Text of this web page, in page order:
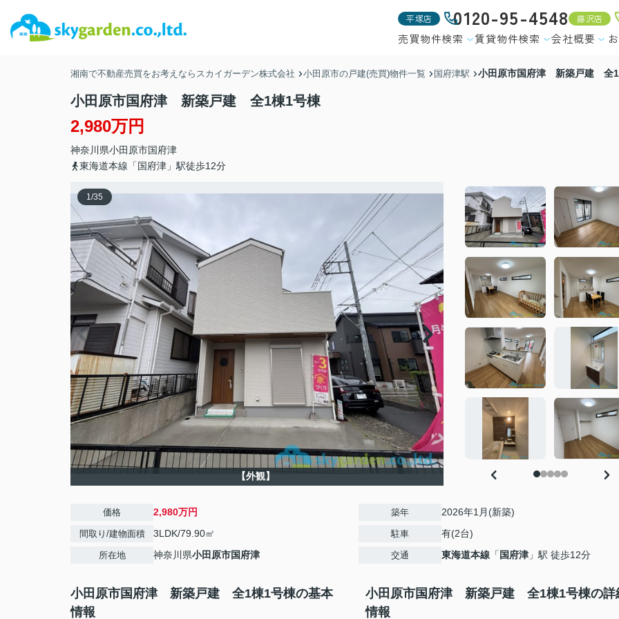
平塚店 0120-95-4548 藤沢店
売買物件検索 賃貸物件検索 会社概要
湘南で不動産売買をお考えならスカイガーデン株式会社 小田原市の戸建(売買)物件一覧 国府津駅 小田原市国府津 新築戸建 全1
小田原市国府津 新築戸建 全1棟1号棟
2,980万円
神奈川県小田原市国府津
東海道本線「国府津」駅徒歩12分
1/35
【外観】
価格 2,980万円
間取り/建物面積 3LDK/79.90㎡
所在地 神奈川県小田原市国府津
築年 2026年1月(新築)
駐車 有(2台)
交通 東海道本線 「 国府津 」駅 徒歩12分
小田原市国府津 新築戸建 全1棟1号棟の基本
情報
小田原市国府津 新築戸建 全1棟1号棟の詳
情報